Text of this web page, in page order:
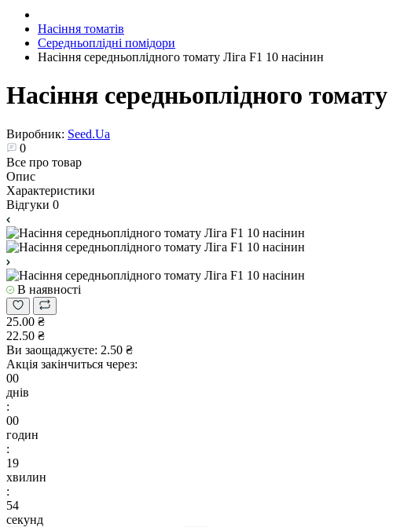
Насіння томатів
Середньоплідні помідори
Насіння середньоплідного томату Ліга F1 10 насінин
Насіння середньоплідного
Виробник: Seed.Ua
0
Все про товар
Опис
Характеристики
Відгуки 0
В наявності
25.00 ₴
22.50 ₴
Ви заощаджуєте: 2.50 ₴
Акція закінчиться через:
00
днів
:
00
годин
:
19
хвилин
:
53
секунд